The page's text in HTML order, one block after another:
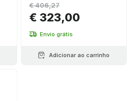
€ 323,00
€ 406,27
Envio grátis
Adicionar ao carrinho